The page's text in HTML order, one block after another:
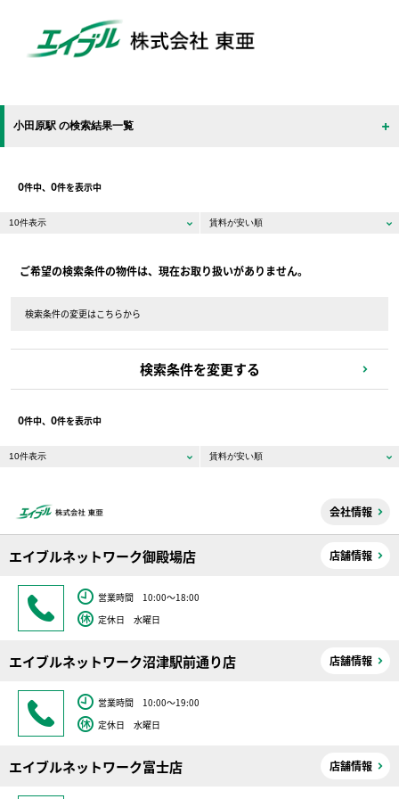
小田原駅 の検索結果一覧
0件中、 0件を表示中
ご希望の検索条件の物件は、現在お取り扱いがありません。
検索条件の変更はこちらから
検索条件を変更する
0件中、 0件を表示中
会社情報
エイブルネットワーク御殿場店 店舗情報
営業時間 10:00～18:00
定休日 水曜日
エイブルネットワーク沼津駅前通り店 店舗情報
営業時間 10:00～19:00
定休日 水曜日
エイブルネットワーク富士店 店舗情報